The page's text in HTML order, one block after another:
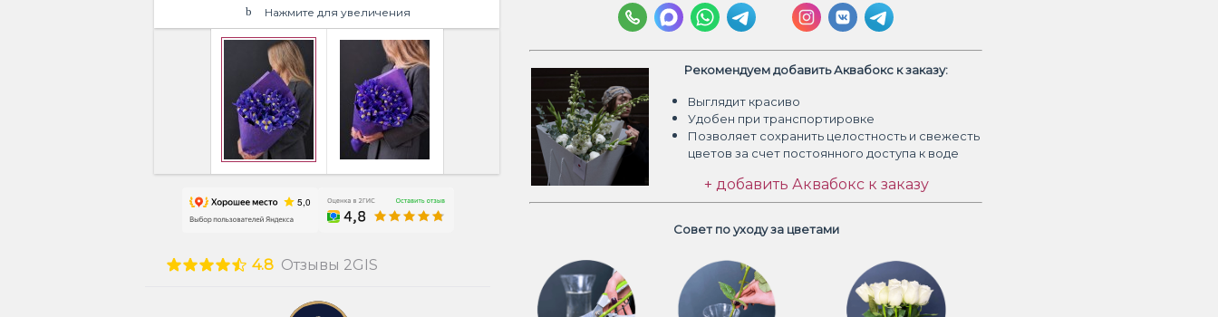
Нажмите для увеличения
4.8 Отзывы 2GIS
Рекомендуем добавить Аквабокс к заказу:
Выглядит красиво
Удобен при транспортировке
Позволяет сохранить целостность и свежесть
цветов за счет постоянного доступа к воде
+ добавить Аквабокс к заказу
Совет по уходу за цветами